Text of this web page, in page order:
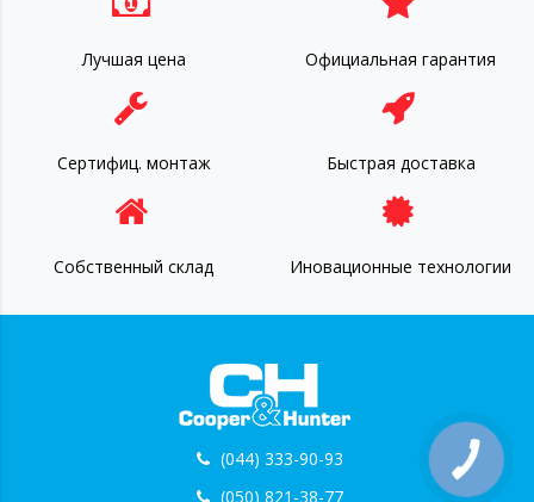
Лучшая цена Официальная гарантия
Сертифиц. монтаж Быстрая доставка
Собственный склад Иновационные технологии
(044) 333-90-93
(050) 821-38-77